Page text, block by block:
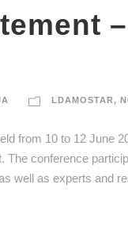
LDAMOSTAR,
from 10 to 12 June
The conference
well as experts and